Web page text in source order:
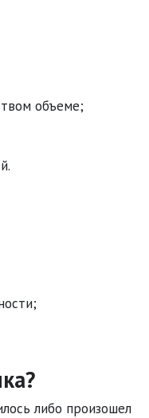
объеме;
либо произошел